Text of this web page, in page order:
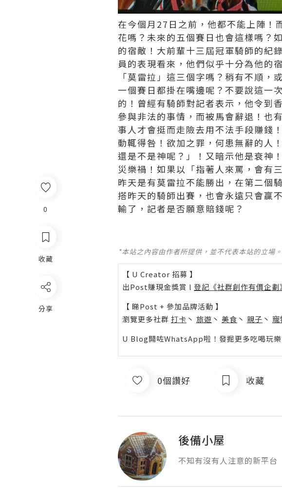
0
收藏
分享
在今個月27日之前，他都不能上陣！
花嗎？未來的五個賽日也會這樣嗎？
的宿敵！大前輩十三屆冠軍騎師的紀
員的表現看來，他們似乎十分為他的
「莫雷拉」這三個字嗎？稍有不順
一個賽日都掛在嘴邊呢？不要說這一
的！曾經有騎師對記者表示，他令到
參與非法的事情，而被馬會辭退！也
事人才會挺而走險去用不法手段賺錢
動輒得咎！欲加之罪，何患無辭的人
還是不是神呢？」！又暗示他是衰神
災樂禍！如果以「指著人來罵，會有
昨天是有莫雷拉不能勝出，在第二個
搭昨天的騎師出賽，也會永遠只會贏
輸了，記者是否願意賠錢呢？
*本站之內容由作者所提供，並不代表本站的立場
【 U Creator 招募 】
出Post賺現金獎賞 l 登記《社群創作有價企劃
【 睇Post + 參加品牌活動 】
瀏覽更多社群 打卡 丶 旅遊 丶 美食 丶 親子 丶 寵
U Blog開咗WhatsApp啦！發掘更多吃喝玩樂
0個讚好 收藏
後備小屋
不知有沒有人注意的新平台